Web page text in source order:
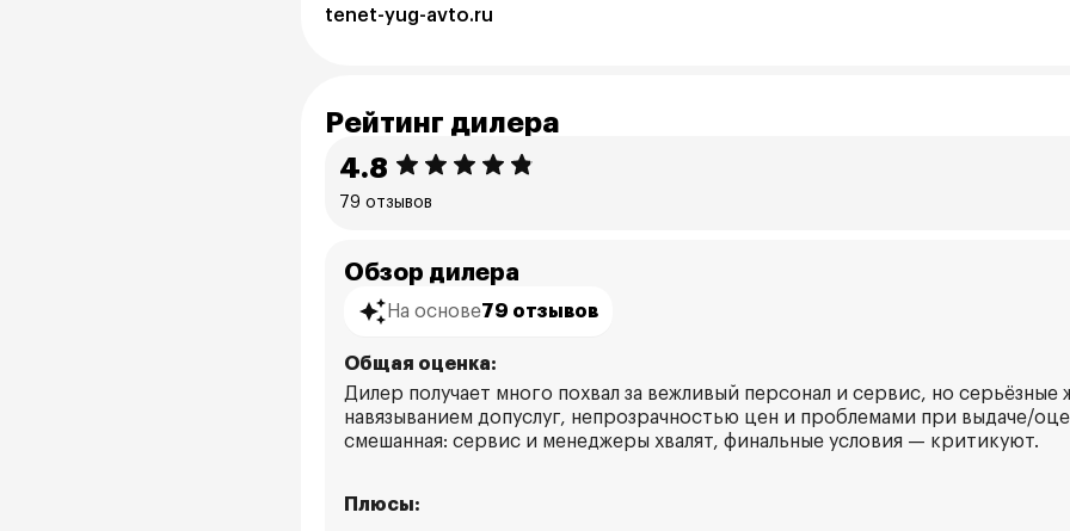
tenet-yug-avto.ru
Рейтинг дилера
4.8
79 отзывов
Обзор дилера
На основе79 отзывов
Общая оценка:
Дилер получает много похвал за вежливый персонал и сервис, но серьёзные
навязыванием допуслуг, непрозрачностью цен и проблемами при выдаче/
смешанная: сервис и менеджеры хвалят, финальные условия — критикуют.
Плюсы: